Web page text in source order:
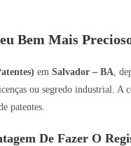
Bem Mais
em Salvador – BA ,
ou segredo industrial.
patentes.
De Fazer O